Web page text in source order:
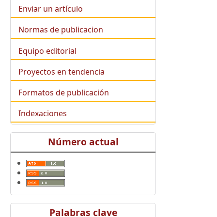
Enviar un artículo
Normas de publicacion
Equipo editorial
Proyectos en tendencia
Formatos de publicación
Indexaciones
Número actual
Palabras clave